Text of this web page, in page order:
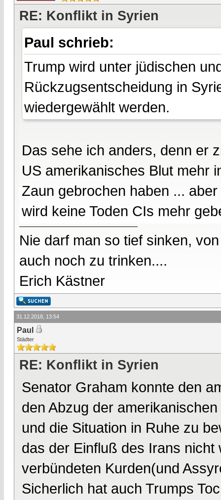
RE: Konflikt in Syrien
Paul schrieb:
Trump wird unter jüdischen
Rückzugsentscheidung in
wiedergewählt werden.
Das sehe ich anders, denn er
US amerikanisches Blut mehr
Zaun gebrochen haben ...
wird keine Toden CIs mehr
Nie darf man so tief sinken,
auch noch zu trinken....
Erich Kästner
31.12.2018, 13:54
Paul
Städter
RE: Konflikt in Syrien
Senator Graham konnte den
den Abzug der
und die Situation in Ruhe zu
das der Einfluß des Irans
verbündeten Kurden(und
Sicherlich hat auch Trumps